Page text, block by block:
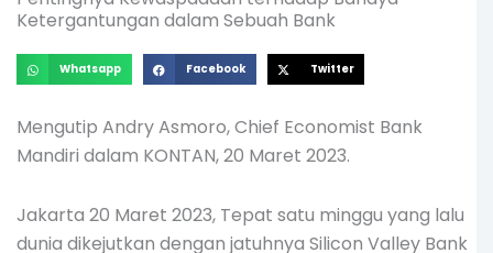
Ketergantungan dalam Sebuah Bank
Whatsapp Facebook Twitter
Mengutip Andry Asmoro, Chief Economist Bank
Mandiri dalam KONTAN, 20 Maret 2023.
Jakarta 20 Maret 2023, Tepat satu minggu yang lalu
dunia dikejutkan dengan jatuhnya Silicon Valley Bank